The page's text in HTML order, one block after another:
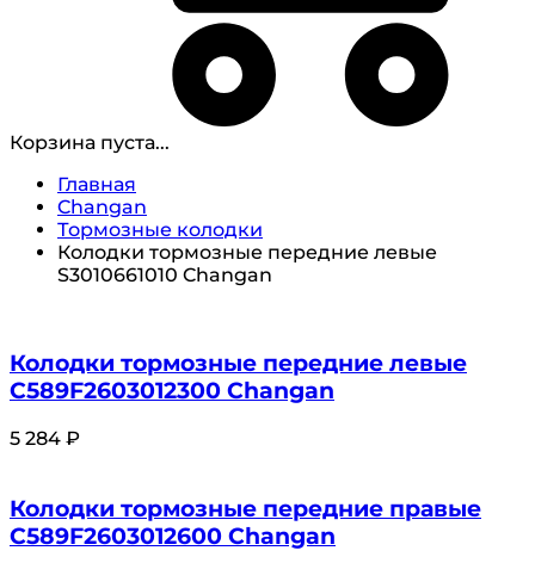
Корзина пуста...
Главная
Changan
Тормозные колодки
Колодки тормозные передние левые
S3010661010 Changan
Колодки тормозные передние левые
C589F2603012300 Changan
5 284 ₽
Колодки тормозные передние правые
C589F2603012600 Changan